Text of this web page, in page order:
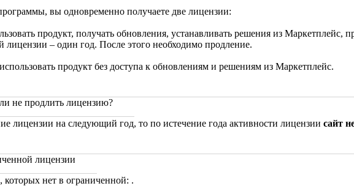
вы одновременно получаете две лицензии:
продукт, получать обновления, устанавливать решения из
лицензии – один год. После этого необходимо продление.
продукт без доступа к обновлениям и решениям из Маркетплейс.
не продлить лицензию?
лицензии на следующий год, то по истечение года активности лицензии сайт
лицензии
нет в ограниченной: .